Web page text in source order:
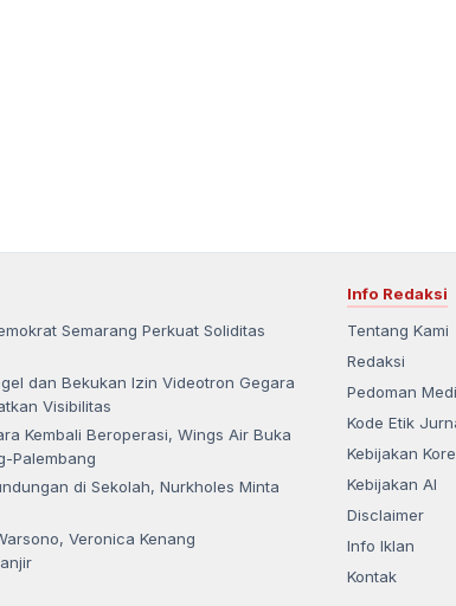
Semarang Perkuat Soliditas
dan Bekukan Izin Videotron Gegara
Visibilitas
Kembali Beroperasi, Wings Air Buka
Palembang
di Sekolah, Nurkholes Minta
Veronica Kenang
Info Redaksi
Tentang Kami
Redaksi
Pedoman
Kode Etik
Kebijakan
Kebijakan AI
Disclaimer
Info Iklan
Kontak